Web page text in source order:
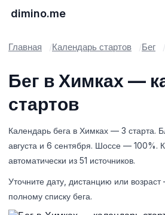
dimino.me
Главная Календарь стартов Бег
Бег в Химках —
стартов
Календарь бега в Химках — 3 старта.
августа и 6 сентября. Шоссе — 100%.
автоматически из 51 источников.
Уточните дату, дистанцию или
полному списку бега.